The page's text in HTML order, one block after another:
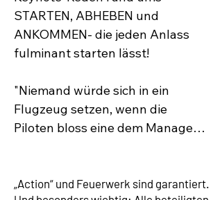
STARTEN, ABHEBEN und
ANKOMMEN- die jeden Anlass
fulminant starten lässt!
"Niemand würde sich in ein
Flugzeug setzen, wenn die
Piloten bloss eine dem Manager
verantworten", stellt Prof.
„Action“ und Feuerwerk sind garantiert.